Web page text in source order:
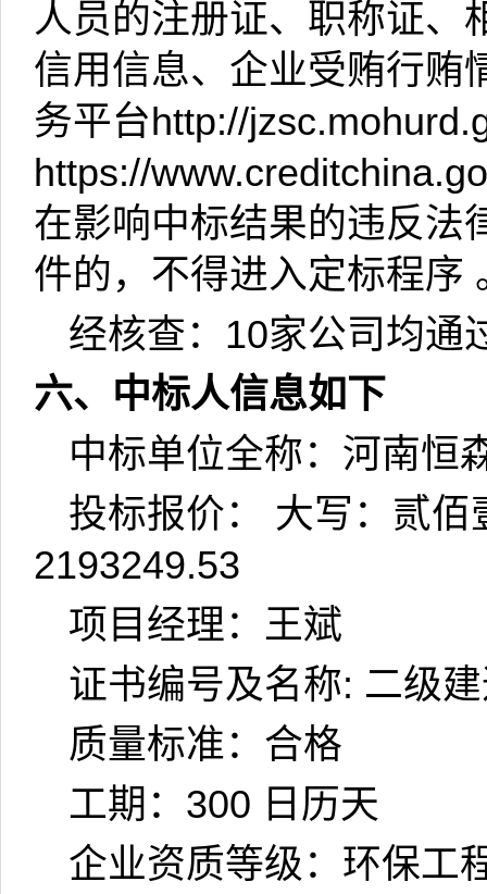
人员的注册证、职称证、
信用信息、企业受贿行贿
务平台 http://
https://
在影响中标结果的违反法
件的，不得进入定标程序
经核查： 10家公司均通
六、中标人信息如下
中标单位全称：河南恒
投标报价： 大写：贰
2193249.53
项目经理：王斌
证书编号及名称: 二级
质量标准：合格
工期： 300 日历天
企业资质等级：环保工